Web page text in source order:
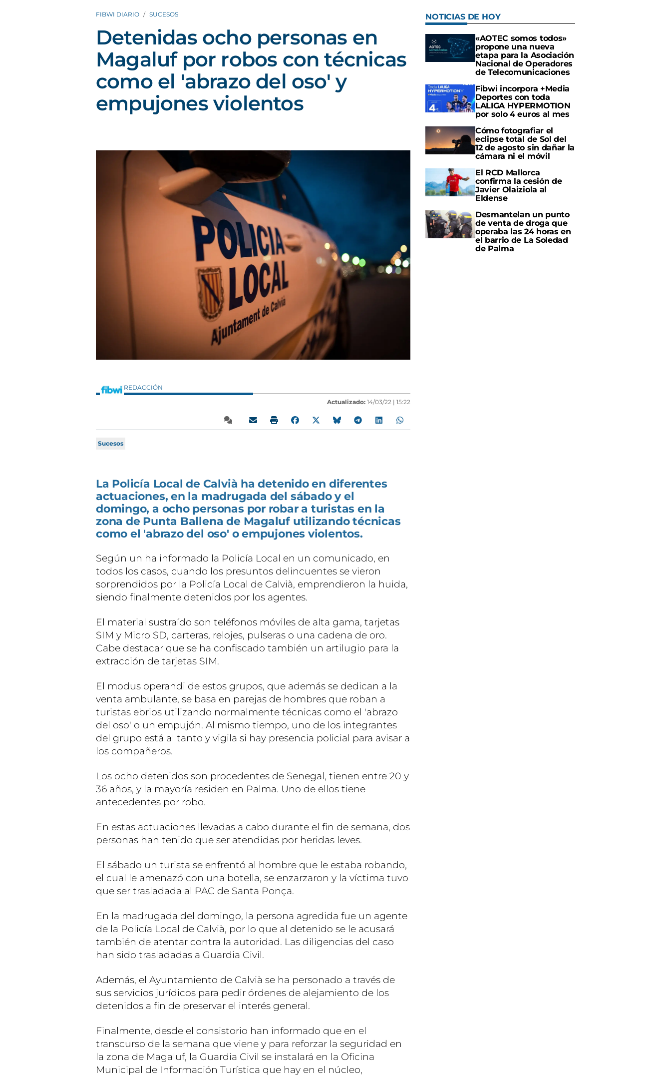
FIBWI DIARIO SUCESOS
Detenidas ocho personas en
Magaluf por robos con técnicas
como el 'abrazo del oso' y
empujones violentos
REDACCIÓN
Actualizado: 14/03/22 | 15:22
Sucesos
La Policía Local de Calvià ha detenido en diferentes
actuaciones, en la madrugada del sábado y el
domingo, a ocho personas por robar a turistas en la
zona de Punta Ballena de Magaluf utilizando técnicas
como el 'abrazo del oso' o empujones violentos.
Según un ha informado la Policía Local en un comunicado, en
todos los casos, cuando los presuntos delincuentes se vieron
sorprendidos por la Policía Local de Calvià, emprendieron la huida,
siendo finalmente detenidos por los agentes.
El material sustraído son teléfonos móviles de alta gama, tarjetas
SIM y Micro SD, carteras, relojes, pulseras o una cadena de oro.
Cabe destacar que se ha confiscado también un artilugio para la
extracción de tarjetas SIM.
El modus operandi de estos grupos, que además se dedican a la
venta ambulante, se basa en parejas de hombres que roban a
turistas ebrios utilizando normalmente técnicas como el 'abrazo
del oso' o un empujón. Al mismo tiempo, uno de los integrantes
del grupo está al tanto y vigila si hay presencia policial para avisar a
los compañeros.
Los ocho detenidos son procedentes de Senegal, tienen entre 20 y
36 años, y la mayoría residen en Palma. Uno de ellos tiene
antecedentes por robo.
En estas actuaciones llevadas a cabo durante el fin de semana, dos
personas han tenido que ser atendidas por heridas leves.
El sábado un turista se enfrentó al hombre que le estaba robando,
el cual le amenazó con una botella, se enzarzaron y la víctima tuvo
que ser trasladada al PAC de Santa Ponça.
En la madrugada del domingo, la persona agredida fue un agente
de la Policía Local de Calvià, por lo que al detenido se le acusará
también de atentar contra la autoridad. Las diligencias del caso
han sido trasladadas a Guardia Civil.
Además, el Ayuntamiento de Calvià se ha personado a través de
sus servicios jurídicos para pedir órdenes de alejamiento de los
detenidos a fin de preservar el interés general.
Finalmente, desde el consistorio han informado que en el
transcurso de la semana que viene y para reforzar la seguridad en
la zona de Magaluf, la Guardia Civil se instalará en la Oficina
Municipal de Información Turística que hay en el núcleo,
NOTICIAS DE HOY
«AOTEC somos todos»
propone una nueva
etapa para la Asociación
Nacional de Operadores
de Telecomunicaciones
Fibwi incorpora +Media
Deportes con toda
LALIGA HYPERMOTION
por solo 4 euros al mes
Cómo fotografiar el
eclipse total de Sol del
12 de agosto sin dañar la
cámara ni el móvil
El RCD Mallorca
confirma la cesión de
Javier Olaiziola al
Eldense
Desmantelan un punto
de venta de droga que
operaba las 24 horas en
el barrio de La Soledad
de Palma